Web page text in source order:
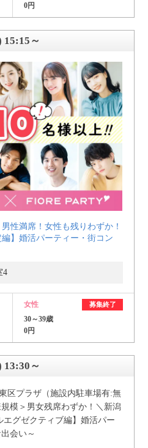
0円
15:15～
性満席！女性も残りわずか！
編】婚活パーティー・街コン
4
女性 募集終了
30～39歳
0円
13:30～